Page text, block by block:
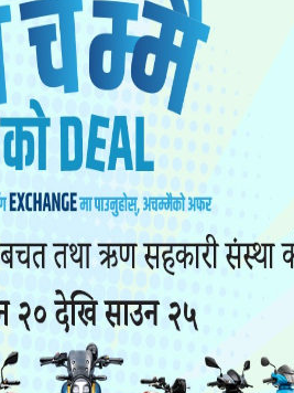
स्टेशनदेखि कपिलेश्वर
युवकको शव देखेपछि